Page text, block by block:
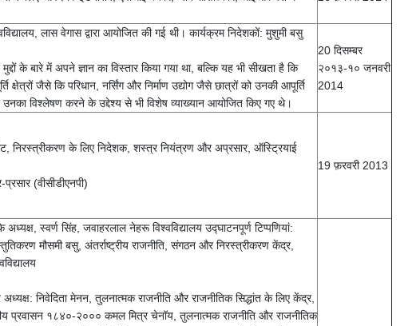
लास वेगास द्वारा आयोजित की गई थी। कार्यक्रम निदेशकों: मुशुमी बसु
के बारे में अपने ज्ञान का विस्तार किया गया था, बल्कि यह भी सीखता है कि
जैसे कि परिधान, नर्सिंग और निर्माण उद्योग जैसे छात्रों को उनकी आपूर्ति
उनका विश्लेषण करने के उद्देश्य से भी विशेष व्याख्यान आयोजित किए गए थे।
20 दिसम्बर
२०१३-१० जनवरी
2014
निरस्त्रीकरण के लिए निदेशक, शस्त्र नियंत्रण और अप्रसार, ऑस्ट्रियाई
(वीसीडीएनपी)
19 फ़रवरी 2013
स्वर्ण सिंह, जवाहरलाल नेहरू विश्वविद्यालय उद्घाटनपूर्ण टिप्पणियां:
मौसमी बसु, अंतर्राष्ट्रीय राजनीति, संगठन और निरस्त्रीकरण केंद्र,
निवेदिता मेनन, तुलनात्मक राजनीति और राजनीतिक सिद्धांत के लिए केंद्र,
प्रवासन १८४०-२००० कमल मित्र चेनॉय, तुलनात्मक राजनीति और राजनीतिक